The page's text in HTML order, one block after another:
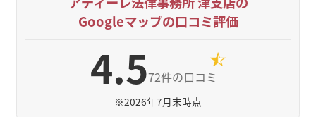
Googleマップの口コミ評価
4.572件の口コミ
※2026年7月末時点